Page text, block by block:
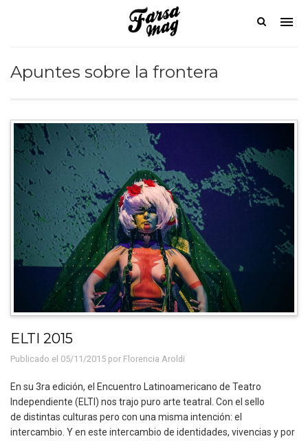
Apuntes sobre la frontera
ELTI 2015
Publicado el 05/11/2015 por Florencia Aroldi
En su 3ra edición, el Encuentro Latinoamericano de Teatro
Independiente (ELTI) nos trajo puro arte teatral. Con el sello
de distintas culturas pero con una misma intención: el
intercambio. Y en este intercambio de identidades, vivencias y por